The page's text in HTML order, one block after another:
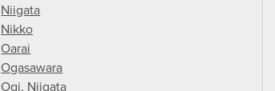
Niigata
Nikko
Oarai
Ogasawara
Ogi, Niigata